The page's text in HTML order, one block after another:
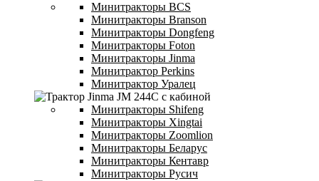
Минитракторы BCS
Минитракторы Branson
Минитракторы Dongfeng
Минитракторы Foton
Минитракторы Jinma
Минитрактор Perkins
Минитрактор Уралец
Минитракторы Shifeng
Минитракторы Xingtai
Минитракторы Zoomlion
Минитракторы Беларус
Минитракторы Кентавр
Минитракторы Русич